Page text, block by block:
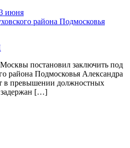
района Подмосковья
постановил заключить под
района Подмосковья Александра
в превышении должностных
[…]